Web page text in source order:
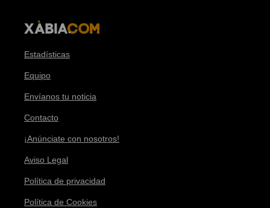
Estadísticas
Equipo
Envíanos tu noticia
Contacto
¡Anúnciate con nosotros!
Aviso Legal
Política de privacidad
Política de Cookies